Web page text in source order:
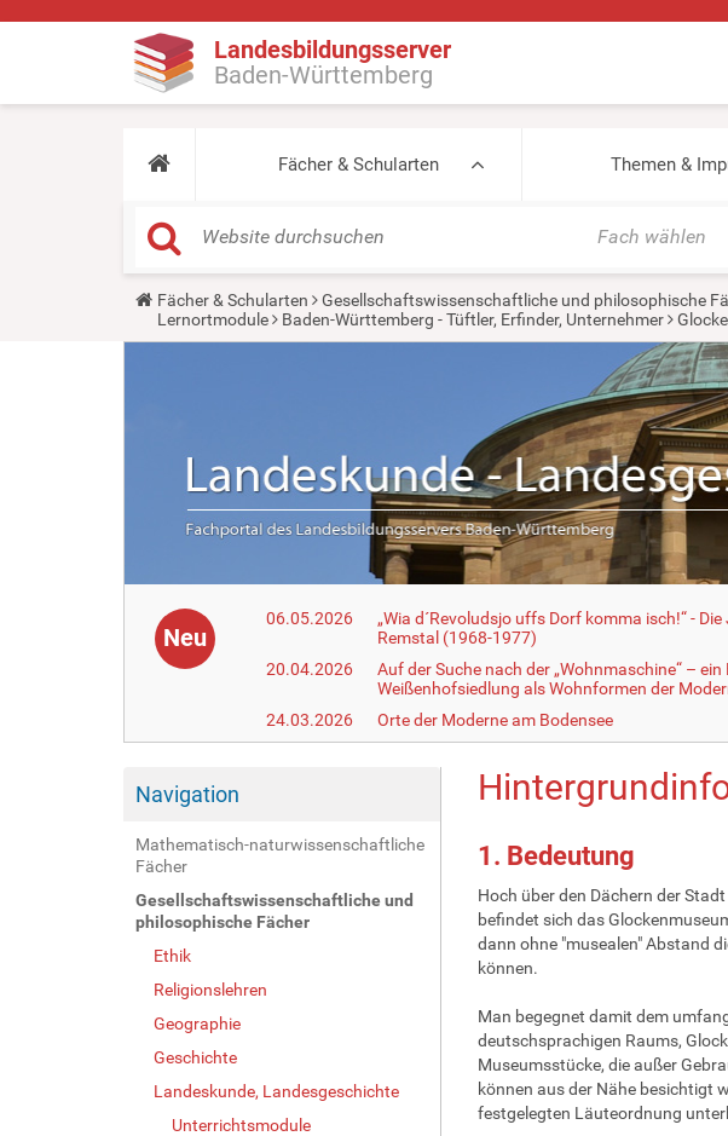
Landesbildungsserver
Baden-Württemberg
Fächer & Schularten Themen &
Fach wählen
Y
u
Fächer & Schularten Gesellschaftswissenschaftliche und philosophische
Lernortmodule
Baden-Württemberg - Tüftler, Erfinder, Unternehmer
Neu
06.05.2026
„Wia d´Revoludsjo uffs Dorf komma isch!“ -
Remstal (1968-1977)
20.04.2026
Auf der Suche nach der „Wohnmaschine“ –
Weißenhofsiedlung als Wohnformen der
24.03.2026
Orte der Moderne am Bodensee
Navigation
Mathematisch-naturwissenschaftliche
Fächer
Gesellschaftswissenschaftliche und
philosophische Fächer
Ethik
Religionslehren
Geographie
Geschichte
Landeskunde, Landesgeschichte
Unterrichtsmodule
1. Bedeutung
Hoch über den Dächern der
befindet sich das
dann ohne "musealen" Abstand
können.
Man begegnet damit dem
deutschsprachigen Raums,
Museumsstücke, die außer
können aus der Nähe besichtigt
festgelegten Läuteordnung